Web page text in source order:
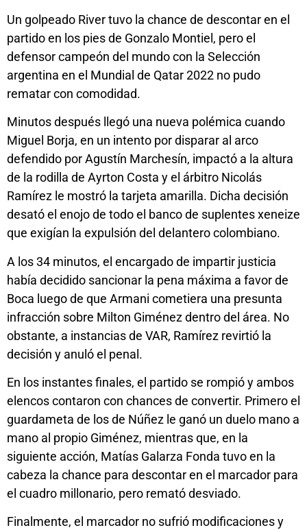
Un golpeado River tuvo la chance de descontar en el
partido en los pies de Gonzalo Montiel, pero el
defensor campeón del mundo con la Selección
argentina en el Mundial de Qatar 2022 no pudo
rematar con comodidad.
Minutos después llegó una nueva polémica cuando
Miguel Borja, en un intento por disparar al arco
defendido por Agustín Marchesín, impactó a la altura
de la rodilla de Ayrton Costa y el árbitro Nicolás
Ramírez le mostró la tarjeta amarilla. Dicha decisión
desató el enojo de todo el banco de suplentes xeneize
que exigían la expulsión del delantero colombiano.
A los 34 minutos, el encargado de impartir justicia
había decidido sancionar la pena máxima a favor de
Boca luego de que Armani cometiera una presunta
infracción sobre Milton Giménez dentro del área. No
obstante, a instancias de VAR, Ramírez revirtió la
decisión y anuló el penal.
En los instantes finales, el partido se rompió y ambos
elencos contaron con chances de convertir. Primero el
guardameta de los de Núñez le ganó un duelo mano a
mano al propio Giménez, mientras que, en la
siguiente acción, Matías Galarza Fonda tuvo en la
cabeza la chance para descontar en el marcador para
el cuadro millonario, pero remató desviado.
Finalmente, el marcador no sufrió modificaciones y